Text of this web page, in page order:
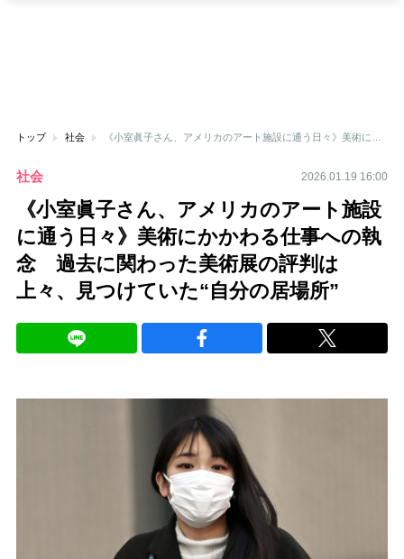
トップ 社会
社会 2026.01.19 16:00
《小室眞子さん、アメリカのアート施設
に通う日々》美術にかかわる仕事への執
念 過去に関わった美術展の評判は
上々、見つけていた“自分の居場所”